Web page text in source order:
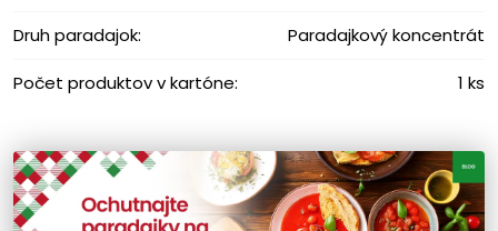
Druh paradajok: Paradajkový koncentrát
Počet produktov v kartóne: 1 ks